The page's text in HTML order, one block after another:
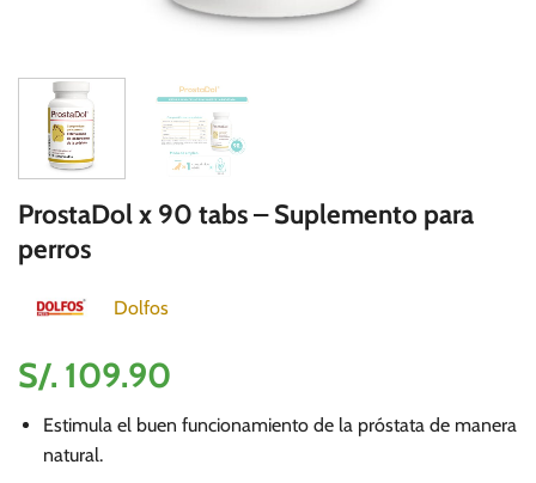
ProstaDol x 90 tabs – Suplemento para
perros
Dolfos
S/. 109.90
Estimula el buen funcionamiento de la próstata de manera
natural.